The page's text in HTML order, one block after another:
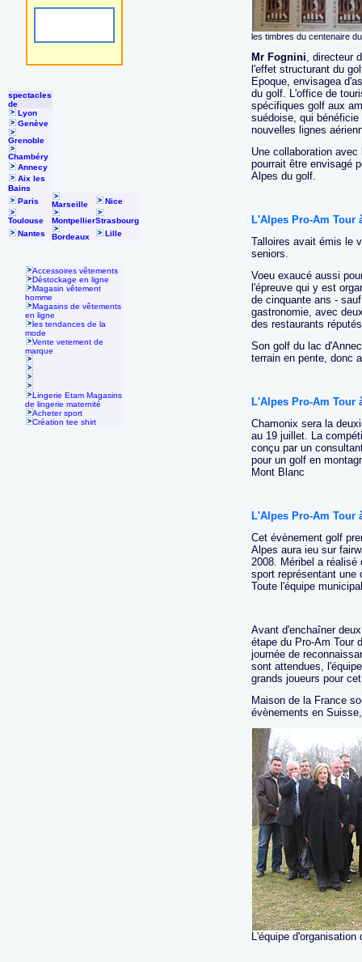
spectacles
de
Lyon
Genève
Grenoble
Chambéry
Annecy
Aix les
Bains
Paris
Marseille Nice
Toulouse MontpellierStrasbourg
Nantes
Bordeaux Lille
Accessoires vêtements
Déstockage en ligne
Magasin vêtement
homme
Magasins de vêtements
en ligne
les tendances de la
mode
Vente vetement de
marque
Lingerie Etam Magasins
de lingerie maternité
Acheter sport
Création tee shirt
les timbres du centenaire
Mr Fognini, directeur
l'effet structurant du
Epoque, envisagea
du golf. L'office de
spécifiques golf aux
suédoise, qui
nouvelles lignes
Une collaboration
pourrait être envisagé
Alpes du golf.
L'Alpes Pro-Am Tour
Talloires avait émis le
seniors.
Voeu exaucé aussi
l'épreuve qui y est
de cinquante ans -
gastronomie, avec
des restaurants
Son golf du lac
terrain en pente, donc
L'Alpes Pro-Am Tour
Chamonix sera la
au 19 juillet. La
conçu par un
pour un golf en
Mont Blanc
L'Alpes Pro-Am Tour
Cet évènement golf
Alpes aura ieu sur
2008. Méribel a
sport représentant une
Toute l'équipe
Avant d'enchaîner
étape du Pro-Am Tour
journée de
sont attendues,
grands joueurs pour
Maison de la France
évènements en
L'équipe